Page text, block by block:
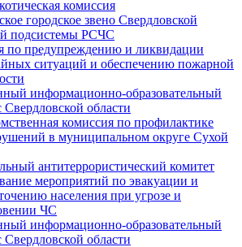
комиссия
городское звено Свердловской
подсистемы РСЧС
по предупреждению и ликвидации
ситуаций и обеспечению пожарной
информационно-образовательный
Cвердловской области
комиссия по профилактике
в муниципальном округе Сухой
антитеррористический комитет
мероприятий по эвакуации и
населения при угрозе и
ЧС
информационно-образовательный
Свердловской области